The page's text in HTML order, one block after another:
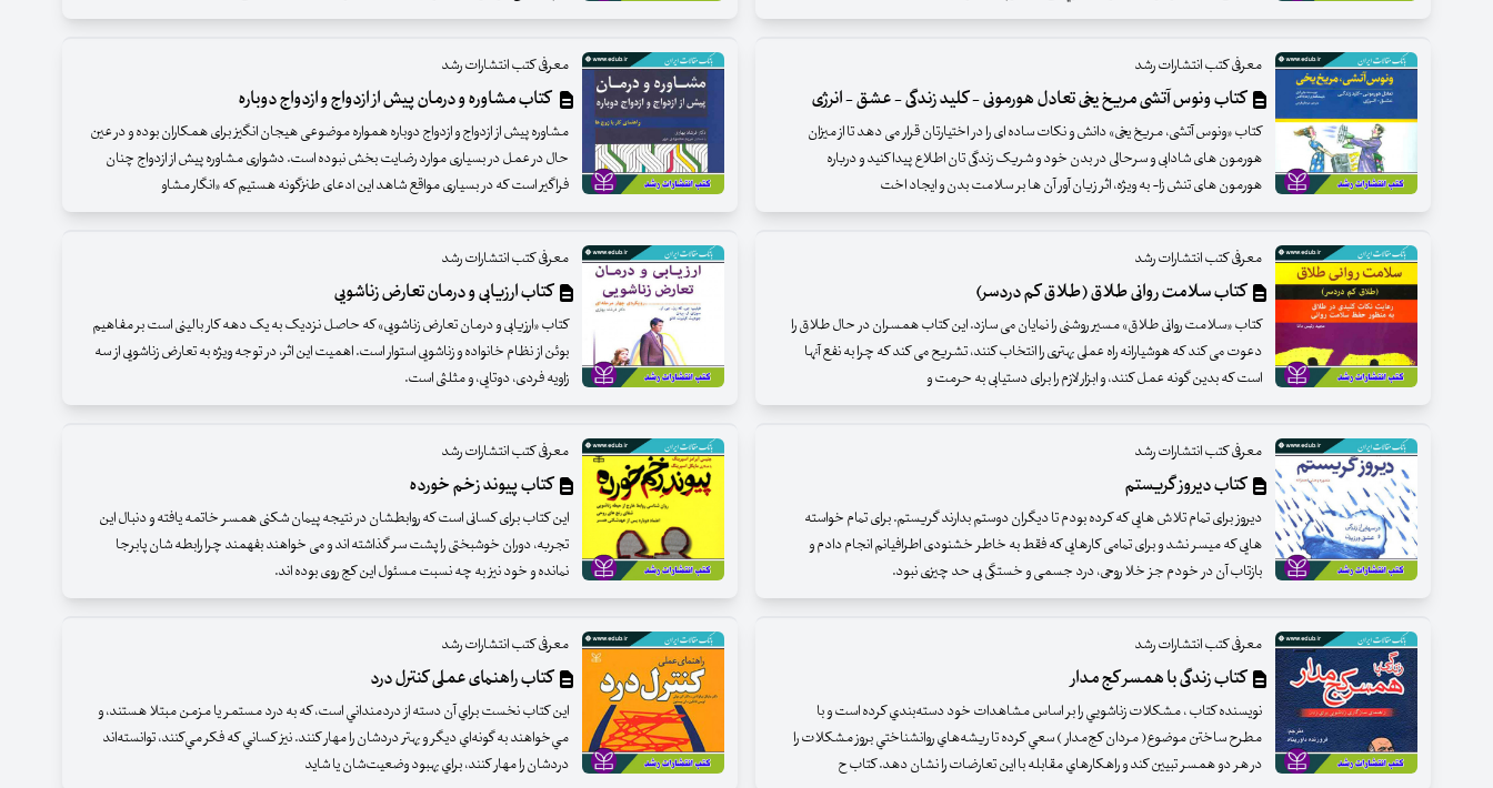
معرفی کتب انتشارات رشد
کتاب ونوس آتشی مریخ یخی تعادل هورمونی - کلید زندگی - عشق - انرژی
کتاب «ونوس آتشی، مریخ یخی» دانش و نکات ساده ای را در اختیارتان قرار می دهد تا از میزان
هورمون های شادابی و سرحالی در بدن خود و شریک زندگی تان اطلاع پیدا کنید و درباره
هورمون های تنش زا- به ویژه، اثر زیان آور آن ها بر سلامت بدن و ایجاد اخت
معرفی کتب انتشارات رشد
کتاب مشاوره و درمان پیش از ازدواج و ازدواج دوباره
مشاوره پیش از ازدواج و ازدواج دوباره همواره موضوعی هیجان انگیز برای همکاران بوده و در عین
حال در عمل در بسیاری موارد رضایت بخش نبوده است. دشواری مشاوره پیش از ازدواج چنان
فراگیر است که در بسیاری مواقع شاهد این ادعای طنزگونه هستیم که «انگار مشاو
معرفی کتب انتشارات رشد
کتاب سلامت روانی طلاق (طلاق کم دردسر)
کتاب «سلامت روانی طلاق» مسیر روشنی را نمایان می سازد. این کتاب همسران در حال طلاق را
دعوت می کند که هوشیارانه راه عملی بهتری را انتخاب کنند، تشریح می کند که چرا به نفع آنها
است که بدین گونه عمل کنند، و ابزار لازم را برای دستیابی به حرمت و
معرفی کتب انتشارات رشد
کتاب ارزیابی و درمان تعارض زناشویی
کتاب «ارزیابی و درمان تعارض زناشویی» که حاصل نزدیک به یک دهه کار بالینی است بر مفاهیم
بوئن از نظام خانواده و زناشویی استوار است. اهمیت این اثر، در توجه ویژه به تعارض زناشویی از سه
زاویه فردی، دوتایی، و مثلثی است.
معرفی کتب انتشارات رشد
کتاب دیروز گریستم
دیروز برای تمام تلاش هایی که کرده بودم تا دیگران دوستم بدارند گریستم. برای تمام خواسته
هایی که میسر نشد و برای تمامی کارهایی که فقط به خاطر خشنودی اطرافیانم انجام دادم و
بازتاب آن در خودم جز خلا روحی، درد جسمی و خستگی بی حد چیزی نبود.
معرفی کتب انتشارات رشد
کتاب پیوند زخم خورده
این کتاب برای کسانی است که روابطشان در نتیجه پیمان شکنی همسر خاتمه یافته و دنبال این
تجربه، دوران خوشبختی را پشت سر گذاشته اند و می خواهند بفهمند چرا رابطه شان پابرجا
نمانده و خود نیز به چه نسبت مسئول این کج روی بوده اند.
معرفی کتب انتشارات رشد
کتاب زندگی با همسر کج مدار
نويسنده كتاب ، مشكلات زناشويي را بر اساس مشاهدات خود دسته‌بندي كرده است و با
مطرح ساختن موضوع( مردان كج‌مدار ) سعي كرده تا ريشه‌هاي روانشناختي بروز مشكلات را
در هر دو همسر تبيين كند و راهكارهاي مقابله با اين تعارضات را نشان دهد. كتاب ح
معرفی کتب انتشارات رشد
کتاب راهنمای عملی کنترل درد
اين كتاب نخست براي آن دسته از دردمنداني است، كه به درد مستمر يا مزمن مبتلا هستند، و
مي‌خواهند به گونه‌اي ديگر و بهتر دردشان را مهار كنند. نيز كساني كه فكر مي‌كنند، توانسته‌اند
دردشان را مهار كنند، براي بهبود وضعيت‌شان يا شايد